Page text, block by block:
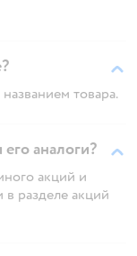
товара.
аналоги?
акций и
разделе акций